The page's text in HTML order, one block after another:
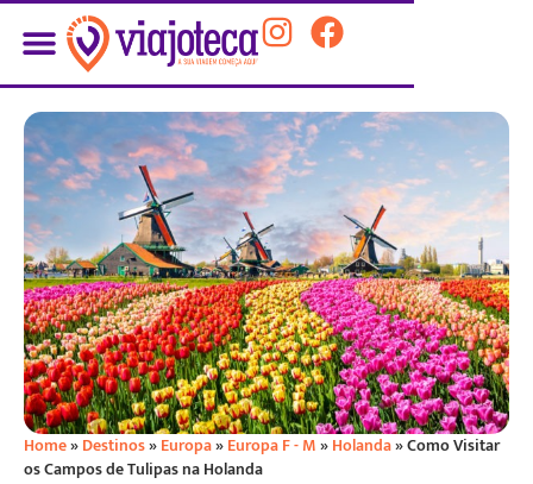
Home»Destinos»Europa»Europa F - M»Holanda»Como Visitar
os Campos de Tulipas na Holanda